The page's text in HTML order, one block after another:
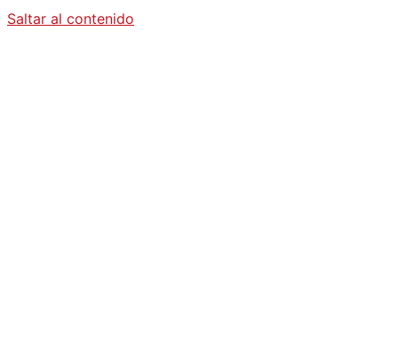
Saltar al contenido